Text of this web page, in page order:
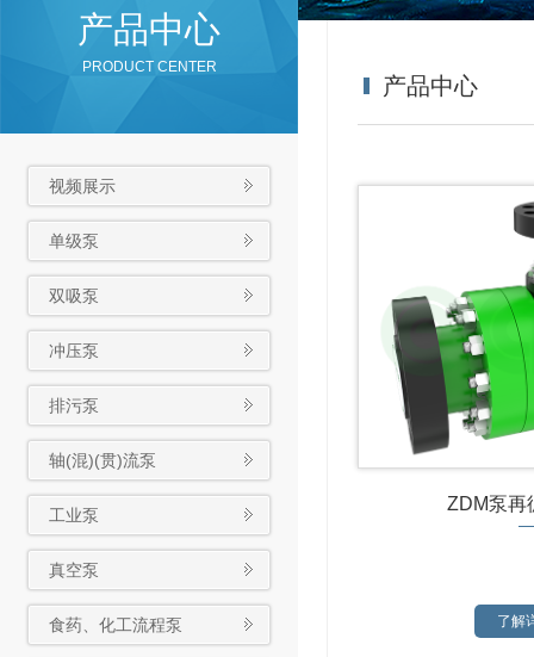
产品中心
PRODUCT CENTER
视频展示
单级泵
双吸泵
冲压泵
排污泵
轴(混)(贯)流泵
工业泵
真空泵
食药、化工流程泵
产品中心
ZDM泵再
了解